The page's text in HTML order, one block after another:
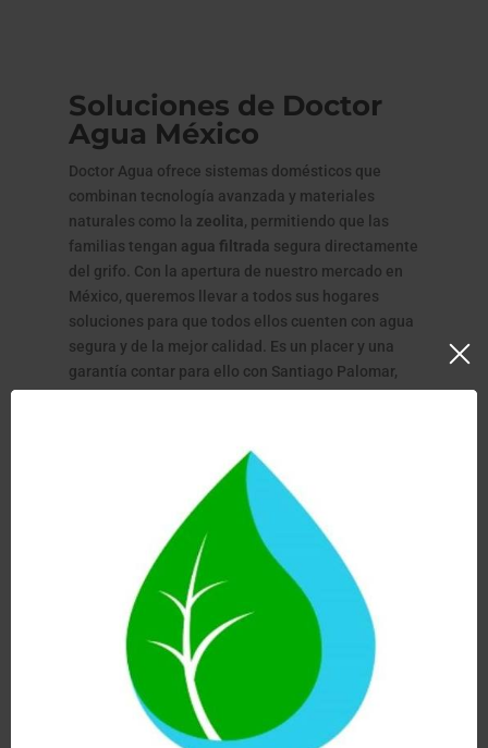
Soluciones de Doctor
Agua México
Doctor Agua ofrece sistemas domésticos que
combinan tecnología avanzada y materiales
naturales como la zeolita, permitiendo que las
familias tengan agua filtrada segura directamente
del grifo. Con la apertura de nuestro mercado en
México, queremos llevar a todos sus hogares
soluciones para que todos ellos cuenten con agua
segura y de la mejor calidad. Es un placer y una
garantía contar para ello con Santiago Palomar,
En Doctor Agua estamos muy orgullosos de la
inminente apertura de Doctor Agua México, un
proyecto que representa una solución ecológica y
accesible para que las familias tengan
filtrada segura en casa
Nuestro compromiso es brindar tranquilidad, salud
y ahorro, reduciendo la dependencia de botellas y
garrafones, y ofreciendo un sistema confiable que
protege a todos los miembros del hogar. Creemos
que cada hogar merece acceso a agua de calidad,
y con Doctor Agua México estamos dando un paso